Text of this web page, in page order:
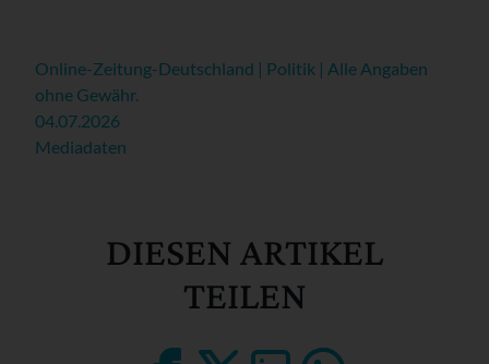
Online-Zeitung-Deutschland | Politik | Alle Angaben
ohne Gewähr.
04.07.2026
Mediadaten
DIESEN ARTIKEL
TEILEN